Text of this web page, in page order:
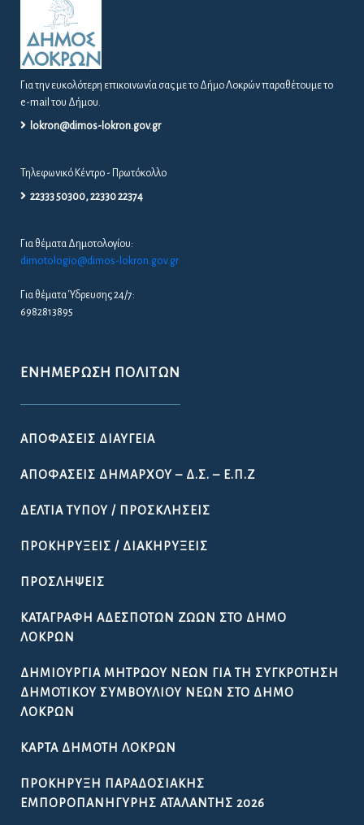
Για την ευκολότερη επικοινωνία σας με το Δήμο Λοκρών παραθέτουμε το
e-mail του Δήμου.
lokron@dimos-lokron.gov.gr
Τηλεφωνικό Κέντρο - Πρωτόκολλο
22333 50300, 22330 22374
Για θέματα Δημοτολογίου:
dimotologio@dimos-lokron.gov.gr
Για θέματα Ύδρευσης 24/7:
6982813895
ΕΝΗΜΈΡΩΣΗ ΠΟΛΙΤΏΝ
ΑΠΟΦΆΣΕΙΣ ΔΙΑΎΓΕΙΑ
ΑΠΟΦΆΣΕΙΣ ΔΗΜΆΡΧΟΥ – Δ.Σ. – Ε.Π.Ζ
ΔΕΛΤΊΑ ΤΎΠΟΥ / ΠΡΟΣΚΛΉΣΕΙΣ
ΠΡΟΚΗΡΎΞΕΙΣ / ΔΙΑΚΗΡΎΞΕΙΣ
ΠΡΟΣΛΉΨΕΙΣ
ΚΑΤΑΓΡΑΦΉ ΑΔΈΣΠΟΤΩΝ ΖΏΩΝ ΣΤΟ ΔΉΜΟ
ΛΟΚΡΏΝ
ΔΗΜΙΟΥΡΓΊΑ ΜΗΤΡΏΟΥ ΝΈΩΝ ΓΙΑ ΤΗ ΣΥΓΚΡΌΤΗΣΗ
ΔΗΜΟΤΙΚΟΎ ΣΥΜΒΟΥΛΊΟΥ ΝΈΩΝ ΣΤΟ ΔΉΜΟ
ΛΟΚΡΏΝ
ΚΆΡΤΑ ΔΗΜΌΤΗ ΛΟΚΡΏΝ
ΠΡΟΚΉΡΥΞΗ ΠΑΡΑΔΟΣΙΑΚΉΣ
ΕΜΠΟΡΟΠΑΝΉΓΥΡΗΣ ΑΤΑΛΆΝΤΗΣ 2026